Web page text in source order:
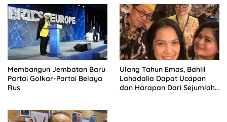
Membangun Jembatan Baru
Partai Golkar-Partai Belaya
Rus
Ulang Tahun Emas, Bahlil
Lahadalia Dapat Ucapan
dan Harapan Dari Sejumlah